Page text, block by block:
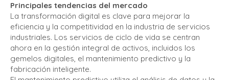
Principales tendencias del mercado
La transformación digital es clave para mejorar la
eficiencia y la competitividad en la industria de servicios
industriales. Los servicios de ciclo de vida se centran
ahora en la gestión integral de activos, incluidos los
gemelos digitales, el mantenimiento predictivo y la
fabricación inteligente.